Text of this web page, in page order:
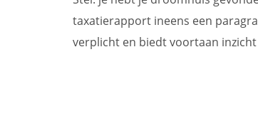
taxatierapport ineens een
verplicht en biedt voortaan